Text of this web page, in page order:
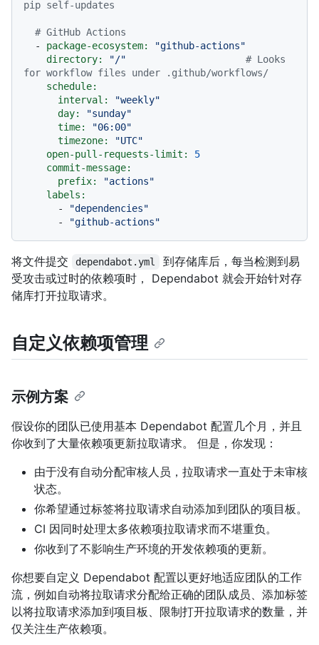
pip self-updates
# GitHub Actions
-
package-ecosystem:
"github-actions"
directory:
"/"
# Looks
for workflow files under .github/workflows/
schedule:
interval:
"weekly"
day:
"sunday"
time:
"06:00"
timezone:
"UTC"
open-pull-requests-limit:
5
commit-message:
prefix:
"actions"
labels:
-
"dependencies"
-
"github-actions"
将文件提交 dependabot.yml
到存储库后，每当检测到易
受攻击或过时的依赖项时， Dependabot 就会开始针对存
储库打开拉取请求。
自定义依赖项管理
示例方案
假设你的团队已使用基本 Dependabot 配置几个月，并且
你收到了大量依赖项更新拉取请求。 但是，你发现：
由于没有自动分配审核人员，拉取请求一直处于未审核
状态。
你希望通过标签将拉取请求自动添加到团队的项目板。
CI 因同时处理太多依赖项拉取请求而不堪重负。
你收到了不影响生产环境的开发依赖项的更新。
你想要自定义 Dependabot 配置以更好地适应团队的工作
流，例如自动将拉取请求分配给正确的团队成员、添加标签
以将拉取请求添加到项目板、限制打开拉取请求的数量，并
仅关注生产依赖项。